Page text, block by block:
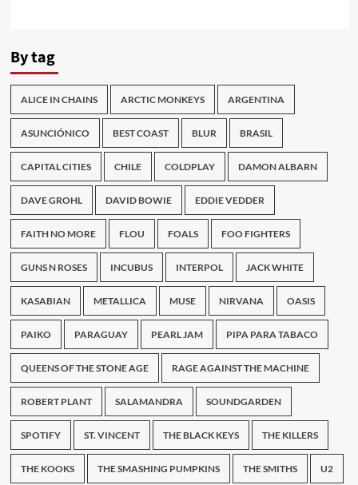
By tag
ALICE IN CHAINS ARCTIC MONKEYS ARGENTINA
ASUNCIÓNICO BEST COAST BLUR BRASIL
CAPITAL CITIES CHILE COLDPLAY DAMON ALBARN
DAVE GROHL DAVID BOWIE EDDIE VEDDER
FAITH NO MORE FLOU FOALS FOO FIGHTERS
GUNS N ROSES INCUBUS INTERPOL JACK WHITE
KASABIAN METALLICA MUSE NIRVANA OASIS
PAIKO PARAGUAY PEARL JAM PIPA PARA TABACO
QUEENS OF THE STONE AGE RAGE AGAINST THE MACHINE
ROBERT PLANT SALAMANDRA SOUNDGARDEN
SPOTIFY ST. VINCENT THE BLACK KEYS THE KILLERS
THE KOOKS THE SMASHING PUMPKINS THE SMITHS U2